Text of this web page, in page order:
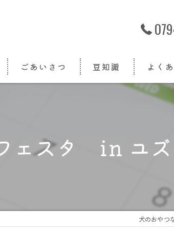
ごあいさつ 豆知識 よく
ェスタ in ユズ
犬のおやつ